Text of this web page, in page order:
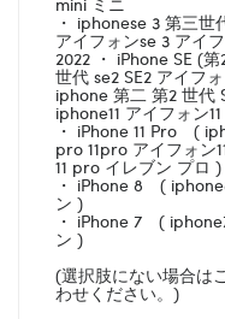
・ iphonese 3 第三世
アイフォンse 3 アイ
2022 ・ iPhone SE (
世代 se2 SE2 アイフ
iphone 第二 第2 世代
iphone11 アイフォン
・ iPhone 11 Pro (
pro 11pro アイフォン
11 pro イレブン プロ )
・ iPhone 8 (
ン )
・ iPhone 7 (
ン )
(選択肢にない場合は
わせください。)